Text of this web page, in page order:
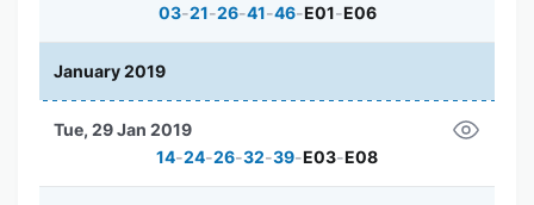
03-21-26-41-46-E01-E06
January 2019
14-24-26-32-39-E03-E08
Tue, 29 Jan 2019